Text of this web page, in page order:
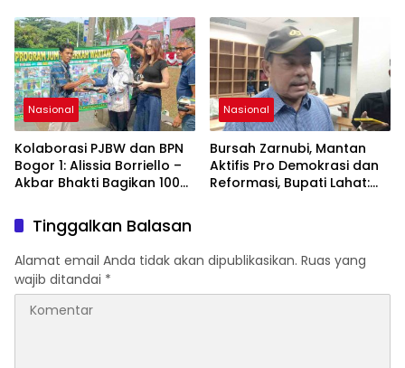
Bintan
Nasional
Kolaborasi PJBW dan BPN
Bogor 1: Alissia Borriello –
Akbar Bhakti Bagikan 100
Cibinong
Nasional
Bursah Zarnubi, Mantan
Aktifis Pro Demokrasi dan
Reformasi, Bupati Lahat:
Demokrasi, Keadilan, dan
Nilai-nilai Kemanusiaan
Tinggalkan Balasan
Alamat email Anda tidak akan dipublikasikan. Ruas yang
wajib ditandai *